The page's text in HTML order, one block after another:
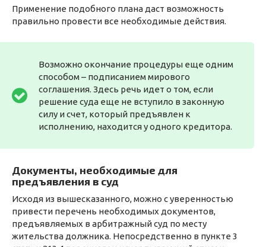
Применение подобного плана даст возможность
правильно провести все необходимые действия.
Возможно окончание процедуры еще одним
способом – подписанием мирового
соглашения. Здесь речь идет о том, если
решение суда еще не вступило в законную
силу и счет, который предъявлен к
исполнению, находится у одного кредитора.
Документы, необходимые для
предъявления в суд
Исходя из вышесказанного, можно с уверенностью
привести перечень необходимых документов,
предъявляемых в арбитражный суд по месту
жительства должника. Непосредственно в пункте 3